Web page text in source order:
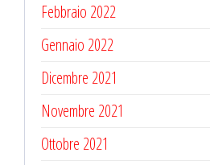
Febbraio 2022
Gennaio 2022
Dicembre 2021
Novembre 2021
Ottobre 2021